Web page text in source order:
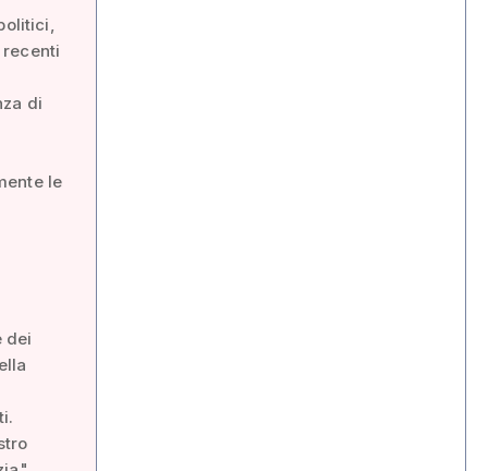
di
le
dei